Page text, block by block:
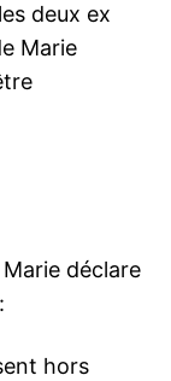
deux ex
Marie
déclare
hors